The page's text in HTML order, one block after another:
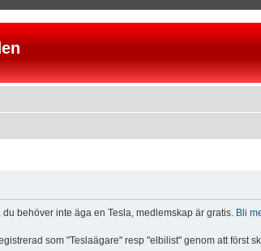
, du behöver inte äga en Tesla, medlemskap är gratis. Bli
som "Teslaägare" resp "elbilist" genom att först